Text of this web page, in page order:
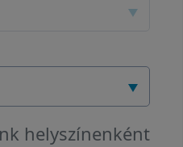
helyszínenként